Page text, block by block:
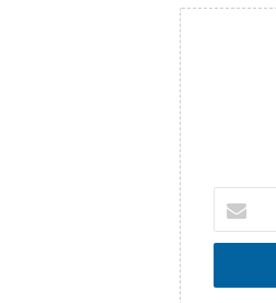
votre
adresse